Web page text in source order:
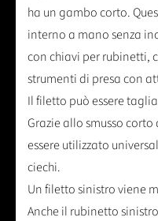
ha un gambo corto.
interno a mano senza
con chiavi per rubinetti,
strumenti di presa con
Il filetto può essere
Grazie allo smusso
essere utilizzato
ciechi.
Un filetto sinistro viene
Anche il rubinetto